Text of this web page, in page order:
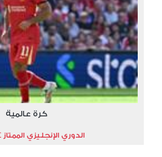
كرة عالمية
الدوري الإنجليزي الممتاز 2024-2025